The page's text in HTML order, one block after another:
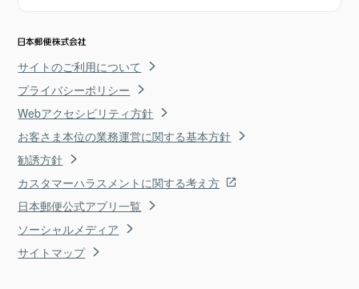
サイトのご利用について
プライバシーポリシー
Webアクセシビリティ方針
お客さま本位の業務運営に関する基本方針
勧誘方針
カスタマーハラスメントに関する考え方
日本郵便公式アプリ一覧
ソーシャルメディア
サイトマップ